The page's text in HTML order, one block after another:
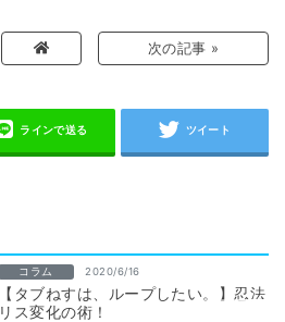
次の記事 »
コラム 2020/6/16
【タブねすは、ループしたい。】忍法
リス変化の術！